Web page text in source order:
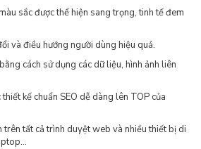
sắc được thể hiện sang trọng, tinh tế đem
điều hướng người dùng hiệu quả.
cách sử dụng các dữ liệu, hình ảnh liên
kế chuẩn SEO dễ dàng lên TOP của
tất cả trình duyệt web và nhiều thiết bị di